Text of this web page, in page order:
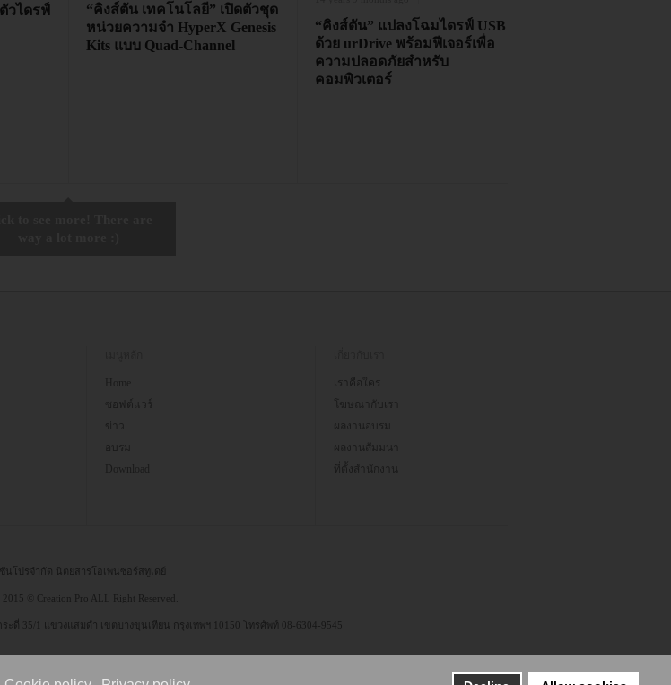
วไดรฟ์
“คิงส์ตัน เทคโนโลยี” เปิดตัวชุด
หน่วยความจำ HyperX Genesis
Kits แบบ Quad-Channel
“คิงส์ตัน” แปลงโฉมไดรฟ์ USB
ด้วย urDrive พร้อมฟีเจอร์เพื่อ
ความปลอดภัยสำหรับ
คอมพิวเตอร์
Home
ซอฟต์แวร์
ข่าว
อบรม
Download
เราคือใคร
โฆษณากับเรา
ผลงานอบรม
ผลงานสัมมนา
ที่ตั้งสำนักงาน
ชั่นโปรจำกัด นิตยสารโอเพนซอร์สทูเดย์
© Creation Pro ALL Right Reserved.
ะดี่ 35/1 แขวงแสมดำ เขตบางขุนเทียน กรุงเทพฯ 10150 โทรศัพท์ 08-6304-9545